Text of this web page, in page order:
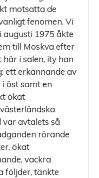
motsatta de
fenomen. Vi
augusti 1975 åkte
till Moskva efter
i salen, ity han
ett erkännande av
öst samt en
ökat
avtalets så
rörande
ökat
vackra
följder, tänkte